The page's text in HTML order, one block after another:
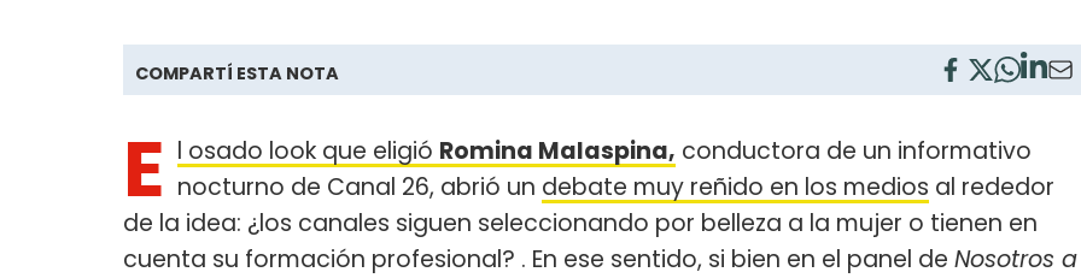
COMPARTÍ ESTA NOTA
E l osado look que eligió Romina Malaspina, conductora de un informativo
nocturno de Canal 26, abrió un debate muy reñido en los medios al rededor
de la idea: ¿los canales siguen seleccionando por belleza a la mujer o tienen en
cuenta su formación profesional? . En ese sentido, si bien en el panel de Nosotros a